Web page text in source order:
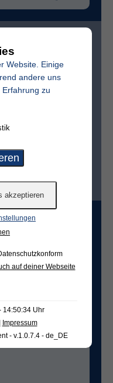
Website. Einige
andere uns
zu
auf deiner Webseite
14:50:34 Uhr
Impressum
- v.1.0.7.4 - de_DE